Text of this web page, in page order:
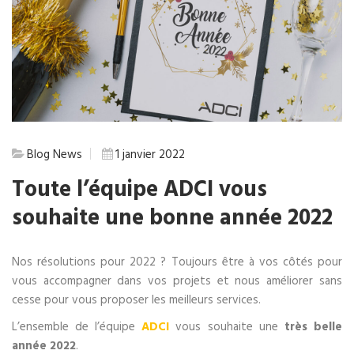
Blog News 1 janvier 2022
Toute l’équipe ADCI vous
souhaite une bonne année 2022
Nos résolutions pour 2022 ? Toujours être à vos côtés pour
vous accompagner dans vos projets et nous améliorer sans
cesse pour vous proposer les meilleurs services.
L’ensemble de l’équipeADCI vous souhaite une très belle
année 2022.